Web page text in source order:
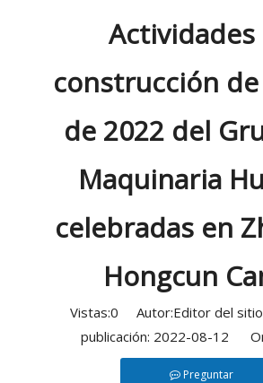
Actividades
construcción
de 2022 del
Maquinaria
celebradas en
Hongcun
Vistas:0 Autor:Editor del
publicación: 2022-08-12
Preguntar